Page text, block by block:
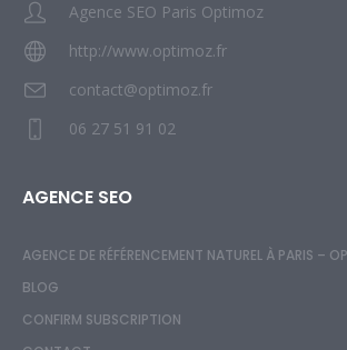
Agence SEO Paris Optimoz
http://www.optimoz.fr
contact@optimoz.fr
06 27 51 91 02
AGENCE SEO
AGENCE DE RÉFÉRENCEMENT NATUREL À PARIS –
BLOG
CONFIRM SUBSCRIPTION